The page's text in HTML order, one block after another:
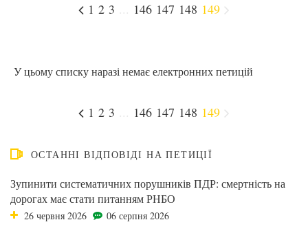
1 2 3 146 147 148 149
У цьому списку наразі немає електронних петицій
1 2 3 146 147 148 149
ОСТАННІ ВІДПОВІДІ НА ПЕТИЦІЇ
Зупинити систематичних порушників ПДР: смертність на
дорогах має стати питанням РНБО
26 червня 2026 06 серпня 2026